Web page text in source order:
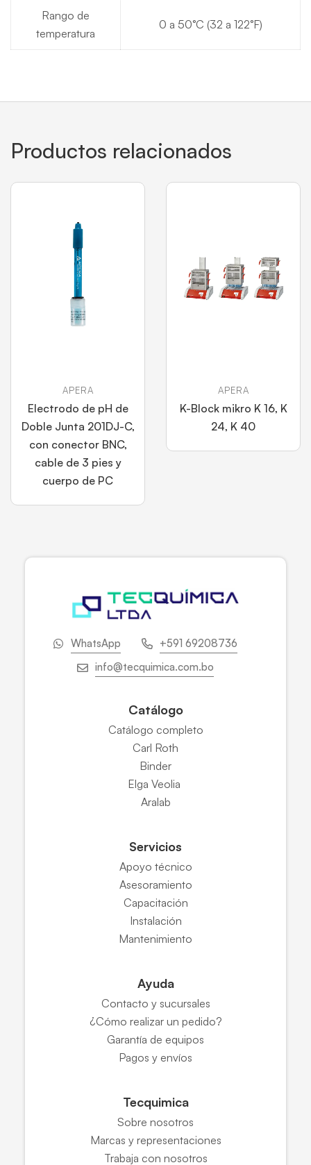
Rango de
temperatura
0 a 50°C (32 a 122°F)
Productos relacionados
APERA
Electrodo de pH de
Doble Junta 201DJ-C,
con conector BNC,
cable de 3 pies y
cuerpo de PC
APERA
K-Block mikro K 16, K
24, K 40
WhatsApp
+591 69208736
info@tecquimica.com.bo
Catálogo
Catálogo completo
Carl Roth
Binder
Elga Veolia
Aralab
Servicios
Apoyo técnico
Asesoramiento
Capacitación
Instalación
Mantenimiento
Ayuda
Contacto y sucursales
¿Cómo realizar un pedido?
Garantía de equipos
Pagos y envíos
Tecquimica
Sobre nosotros
Marcas y representaciones
Trabaja con nosotros